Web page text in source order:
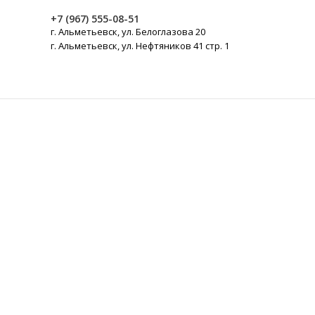
+7 (967) 555-08-51
г. Альметьевск, ул. Белоглазова 20
г. Альметьевск, ул. Нефтяников 41 стр. 1